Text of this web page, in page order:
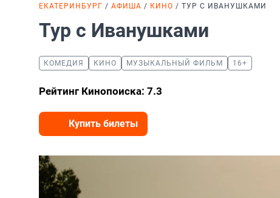
ЕКАТЕРИНБУРГ АФИША КИНО ТУР С ИВАНУШКАМИ
Тур с Иванушками
КОМЕДИЯ КИНО МУЗЫКАЛЬНЫЙ ФИЛЬМ 16+
Рейтинг Кинопоиска: 7.3
Купить билеты